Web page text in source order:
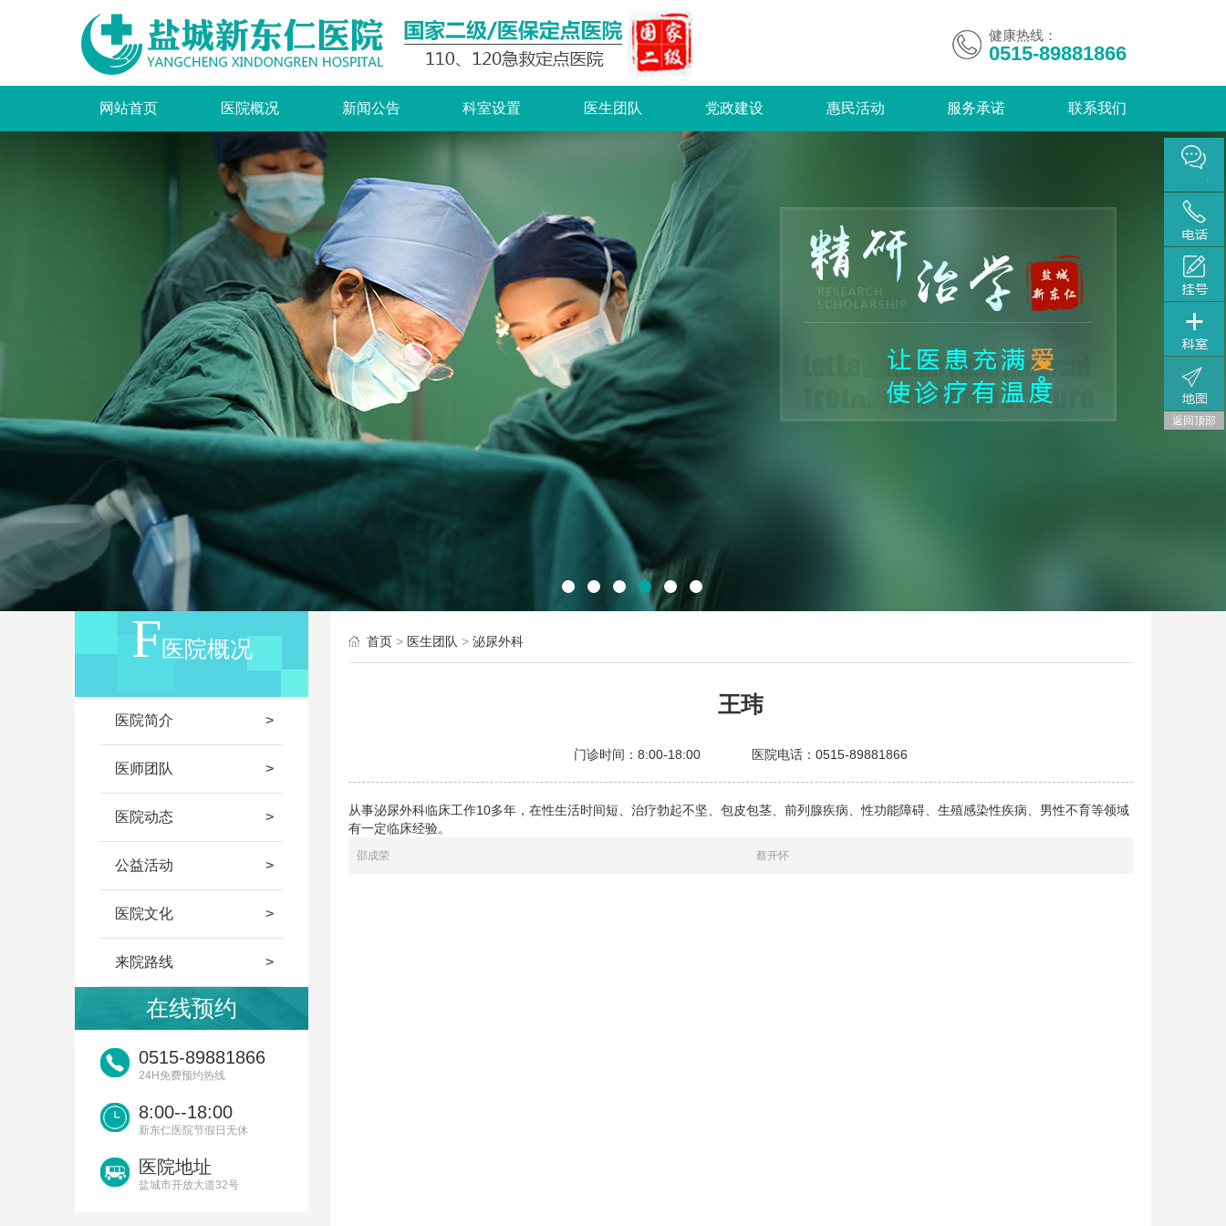
健康热线：
0515-89881866
网站首页 医院概况 新闻公告 科室设置 医生团队 党政建设 惠民活动 服务承诺 联系我们
医院概况
医院简介
医师团队
医院动态
公益活动
医院文化
来院路线
在线预约
0515-89881866
24H免费预约热线
8:00--18:00
新东仁医院节假日无休
医院地址
盐城市开放大道32号
首页 > 医生团队 > 泌尿外科
王玮
门诊时间：8:00-18:00 医院电话：0515-89881866
从事泌尿外科临床工作10多年，在性生活时间短、治疗勃起不坚、包皮包茎、前列腺疾病、性功能障碍、生殖感染性疾病、男性不育等领域
有一定临床经验。
邵成荣 蔡开怀
返回顶部